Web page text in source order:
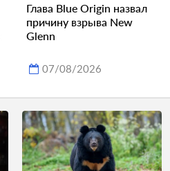
Глава Blue Origin назвал
причину взрыва New
Glenn
07/08/2026